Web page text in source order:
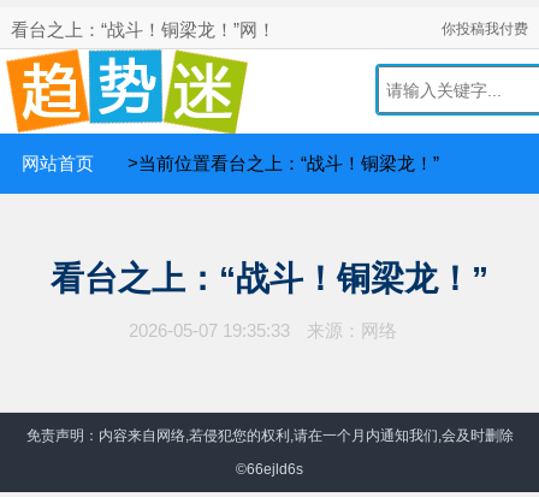
看台之上：“战斗！铜梁龙！”网！ 你投稿我付费
网站首页 >当前位置看台之上：“战斗！铜梁龙！”
看台之上：“战斗！铜梁龙！”
2026-05-07 19:35:33 来源：网络
免责声明：内容来自网络,若侵犯您的权利,请在一个月内通知我们,会及时删除
©66ejld6s